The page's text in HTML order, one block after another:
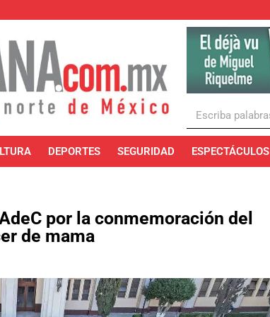
DEPORTES SEGURIDAD ESPECTÁCULOS
por la conmemoración del
de mama